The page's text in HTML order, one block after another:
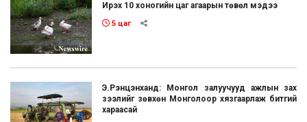
Ирэх 10 хоногийн цаг агаарын төвөл мэдээ
5 цаг
Э.Рэнцэнханд: Монгол залуучууд ажлын зах
зээлийг зөвхөн Монголоор хязгаарлаж битгий
хараасай